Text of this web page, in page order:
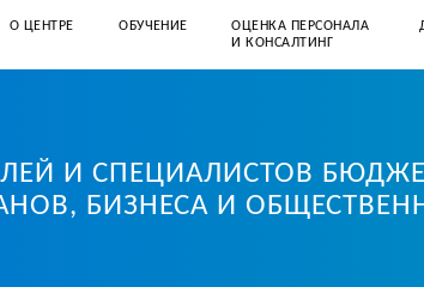
И СПЕЦИАЛИСТОВ
БИЗНЕСА И
О ЦЕНТРЕ ОБУЧЕНИЕ
ОЦЕНКА ПЕРСОНАЛА
И КОНСАЛТИНГ
+7 (812) 331–57–41